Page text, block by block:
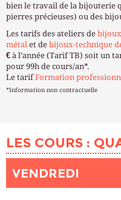
bien le travail de la bijouterie
pierres précieuses) ou des
Les tarifs des ateliers de bijoux
métal et de bijoux-technique
€ à l’année (Tarif TB) soit un
pour 99h de cours/an*.
Le tarifFormation
*Information non contractuelle
LES COURS :
VENDREDI